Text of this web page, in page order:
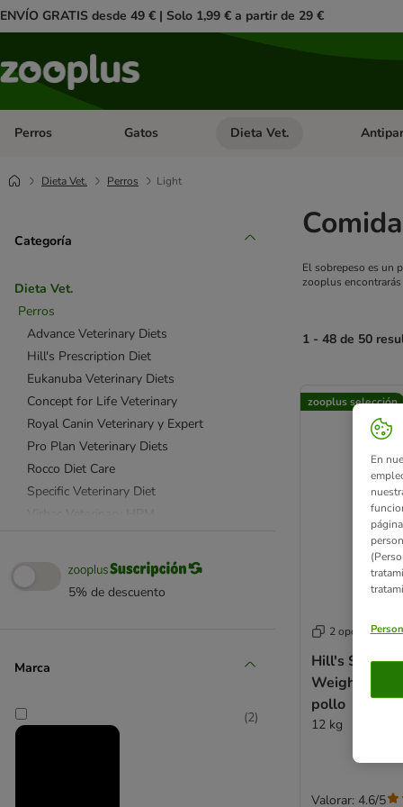
ENVÍO GRATIS desde 49 € | Solo 1,99 € a partir de 29 €
Perros Menú de categoria abierto: Perros
Gatos Menú de categoria abierto: Gatos
Dieta Vet. Menú
Dieta Vet. Perros Light
Categoría
Dieta Vet.
Perros
Advance Veterinary Diets
Hill's Prescription Diet
Eukanuba Veterinary Diets
Concept for Life Veterinary
Royal Canin Veterinary y Expert
Pro Plan Veterinary Diets
Rocco Diet Care
Specific Veterinary Diet
Natural Greatness Diet Vet
Riñones
5% de descuento
Marca
(2)
El sobrepeso es un
zooplus
1 - 48 de 50
zooplus selección
2 opciones
Hill's
Weight Adult
pollo
12 kg
Valorar: 4.6/5
En